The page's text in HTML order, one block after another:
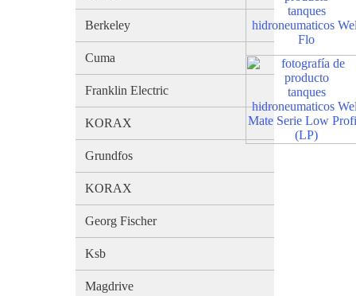
Berkeley
Cuma
Franklin Electric
KORAX
Grundfos
KORAX
Georg Fischer
Ksb
Magdrive
tanques
hidroneumaticos
Flo
tanques
hidroneumaticos
Mate Serie Low
(LP)